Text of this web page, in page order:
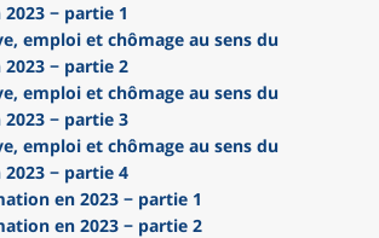
− partie 1
emploi et chômage au sens du
− partie 2
emploi et chômage au sens du
− partie 3
emploi et chômage au sens du
− partie 4
en 2023 − partie 1
en 2023 − partie 2